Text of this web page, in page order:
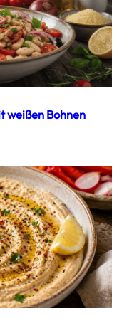
weißen Bohnen